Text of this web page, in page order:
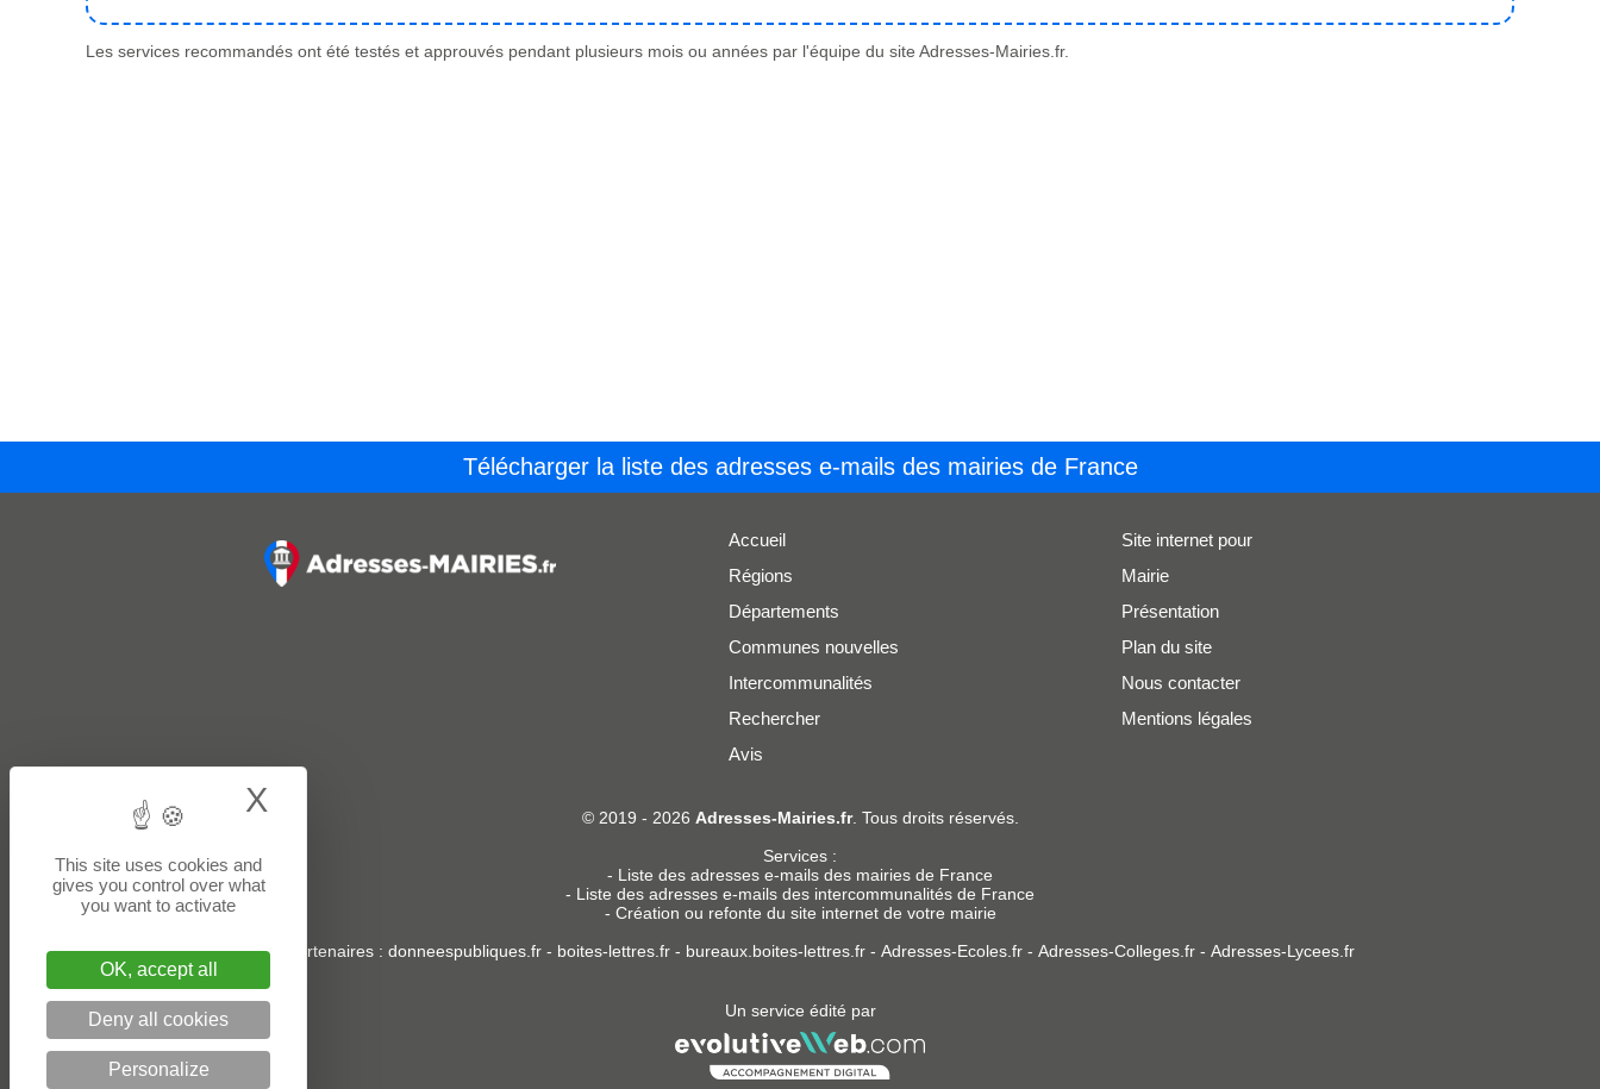
Les services recommandés ont été testés et approuvés pendant plusieurs mois ou années par l'équipe du site Adresses-Mairies.fr.
Télécharger la liste des adresses e-mails des mairies de France
Accueil
Régions
Départements
Communes nouvelles
Intercommunalités
Rechercher
Avis
Site internet pour
Mairie
Présentation
Plan du site
Nous contacter
Mentions légales
© 2019 - 2026 Adresses-Mairies.fr. Tous droits réservés.
Services :
- Liste des adresses e-mails des mairies de France
- Liste des adresses e-mails des intercommunalités de France
- Création ou refonte du site internet de votre mairie
Sites partenaires: donneespubliques.fr- boites-lettres.fr- bureaux.boites-lettres.fr- Adresses-Ecoles.fr- Adresses-Colleges.fr- Adresses-Lycees.fr
Un service édité par
This site uses cookies and
gives you control over what
you want to activate
OK, accept all
Deny all cookies
Personalize
X